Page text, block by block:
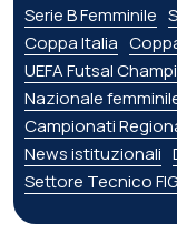
Serie B Femminile
Coppa Italia
UEFA Futsal
Nazionale
Campionati
News istituzionali
Settore Tecnico